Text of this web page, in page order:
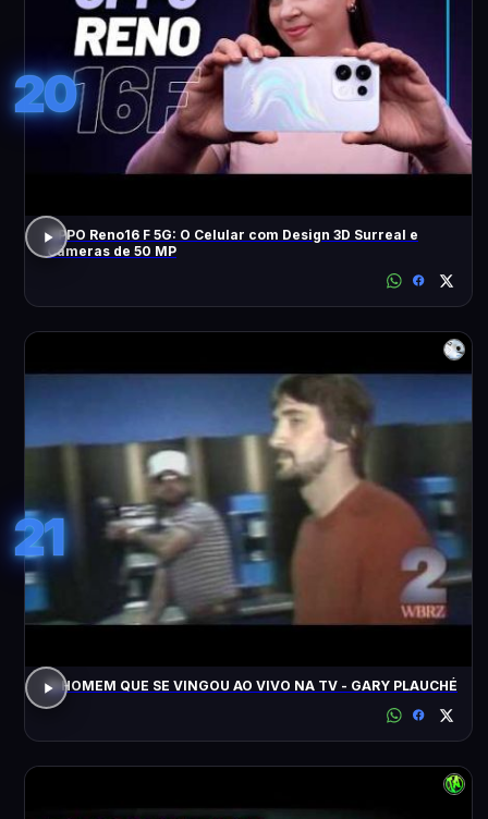
20
OPPO Reno16 F 5G: O Celular com Design 3D Surreal e
Câmeras de 50 MP
21
O HOMEM QUE SE VINGOU AO VIVO NA TV - GARY PLAUCHÉ